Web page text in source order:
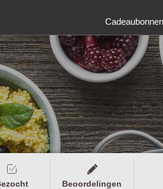
Cadeaubonnen
Beoordelingen